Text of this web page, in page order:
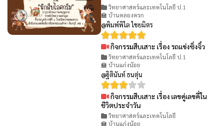
วิทยาศาสตร์และเทคโนโลยี ป.1
🏫 บ้านคลองครก
@พิมพ์พิไล ไชยมิตร
กิจกรรมสืบเสาะ เรื่อง รถแข่งซิ่งจิ๋ว
วิทยาศาสตร์และเทคโนโลยี ป.1
🏫 บ้านแก่งน้อย
@ฐิตินันท์ ธนตุ่น
กิจกรรมสืบเสาะ เรื่อง เลขคู่เลขคี่ใน
ชีวิตประจำวัน
วิทยาศาสตร์และเทคโนโลยี
🏫 บ้านแก่งน้อย